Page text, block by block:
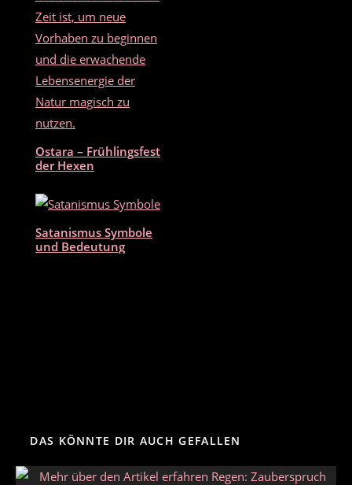
Ostara – Frühlingsfest
der Hexen
Satanismus Symbole
und Bedeutung
DAS KÖNNTE DIR AUCH GEFALLEN